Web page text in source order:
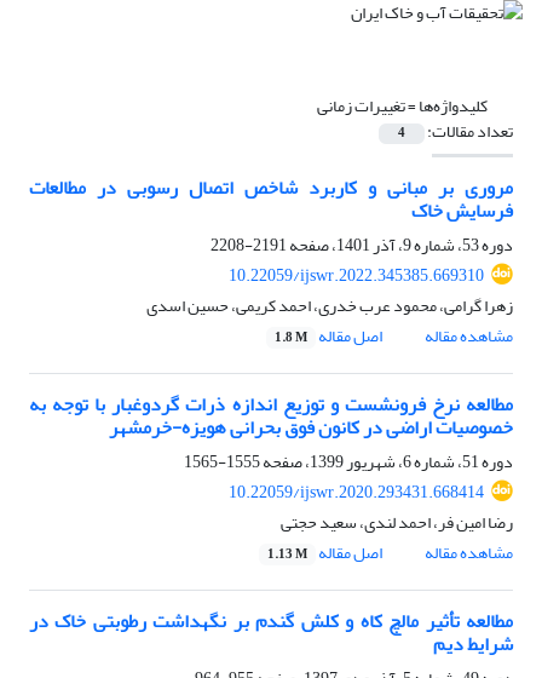
کلیدواژه‌ها =تغییرات زمانی
تعداد مقالات: 4
مروری بر مبانی و کاربرد شاخص اتصال رسوبی در مطالعات
فرسایش خاک
دوره 53، شماره 9، آذر 1401، صفحه
2191-2208
10.22059/ijswr.2022.345385.669310
زهرا گرامی، محمود عرب خدری، احمد کریمی، حسین اسدی
مشاهده مقاله
اصل مقاله 1.8 M
مطالعه نرخ فرونشست و توزیع اندازه ذرات گردوغبار با توجه به
خصوصیات اراضی در کانون فوق بحرانی هویزه-خرمشهر
دوره 51، شماره 6، شهریور 1399، صفحه
1555-1565
10.22059/ijswr.2020.293431.668414
رضا امین فر، احمد لندی، سعید حجتی
مشاهده مقاله
اصل مقاله 1.13 M
مطالعه تأثیر مالچ کاه و کلش گندم بر نگهداشت رطوبتی خاک در
شرایط دیم